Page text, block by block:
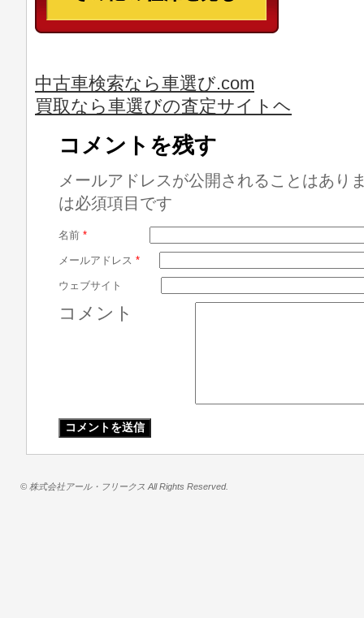
中古車検索なら車選び.com
買取なら車選びの査定サイトヘ
コメントを残す
メールアドレスが公開されることはあり
は必須項目です
名前 *
メールアドレス *
ウェブサイト
コメント
© 株式会社アール・フリークス All Rights Reserved.